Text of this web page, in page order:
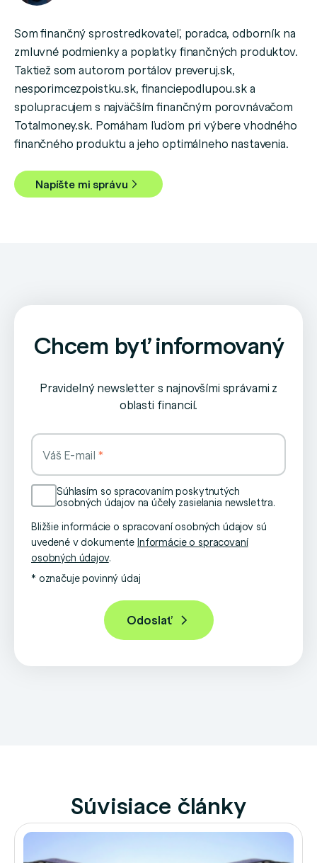
Som finančný sprostredkovateľ, poradca, odborník na
zmluvné podmienky a poplatky finančných produktov.
Taktiež som autorom portálov preveruj.sk,
nesporimcezpoistku.sk, financiepodlupou.sk a
spolupracujem s najväčším finančným porovnávačom
Totalmoney.sk. Pomáham ľuďom pri výbere vhodného
finančného produktu a jeho optimálneho nastavenia.
Napíšte mi správu
Chcem byť informovaný
Pravidelný newsletter s najnovšími správami z
oblasti financií.
Váš E-mail
Súhlasím so spracovaním poskytnutých
osobných údajov na účely zasielania newslettra.
Bližšie informácie o spracovaní osobných údajov sú
uvedené v dokumente Informácie o spracovaní
osobných údajov.
* označuje povinný údaj
Súvisiace články